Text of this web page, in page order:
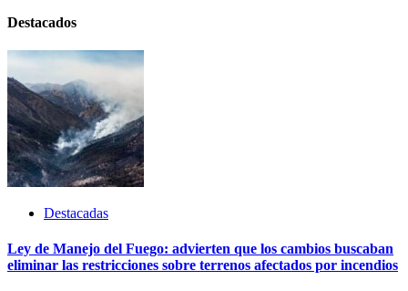
Destacados
Destacadas
Ley de Manejo del Fuego: advierten que los cambios buscaban
eliminar las restricciones sobre terrenos afectados por incendios